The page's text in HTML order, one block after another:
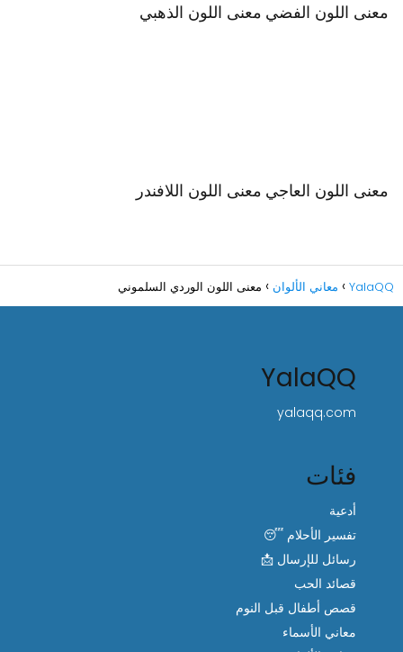
معنى اللون الفضي معنى اللون الذهبي
معنى اللون العاجي معنى اللون اللافندر
YalaQQ معاني الألوان معنى اللون الوردي السلموني
YalaQQ
yalaqq.com
فئات
أدعية
تفسير الأحلام 😴
رسائل للإرسال 📩
قصائد الحب
قصص أطفال قبل النوم
معاني الأسماء